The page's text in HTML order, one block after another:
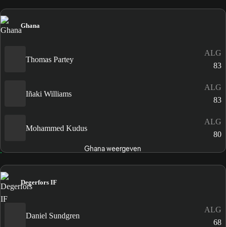
Ghana
Thomas Partey
ALG
83
Iñaki Williams
ALG
83
Mohammed Kudus
ALG
80
Ghana weergeven
Degerfors IF
Daniel Sundgren
ALG
68